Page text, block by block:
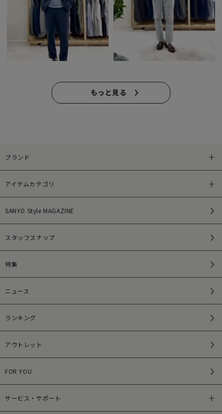
もっと見る
ブランド
アイテムカテゴリ
SANYO Style MAGAZINE
スタッフスナップ
特集
ニュース
ランキング
アウトレット
FOR YOU
サービス・サポート